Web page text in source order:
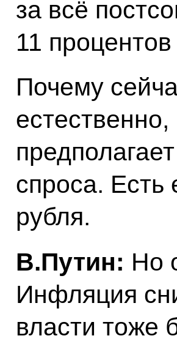
за всё
11
Почему
спроса. Есть
рубля.
В.Путин: Но
Инфляция
власти тоже